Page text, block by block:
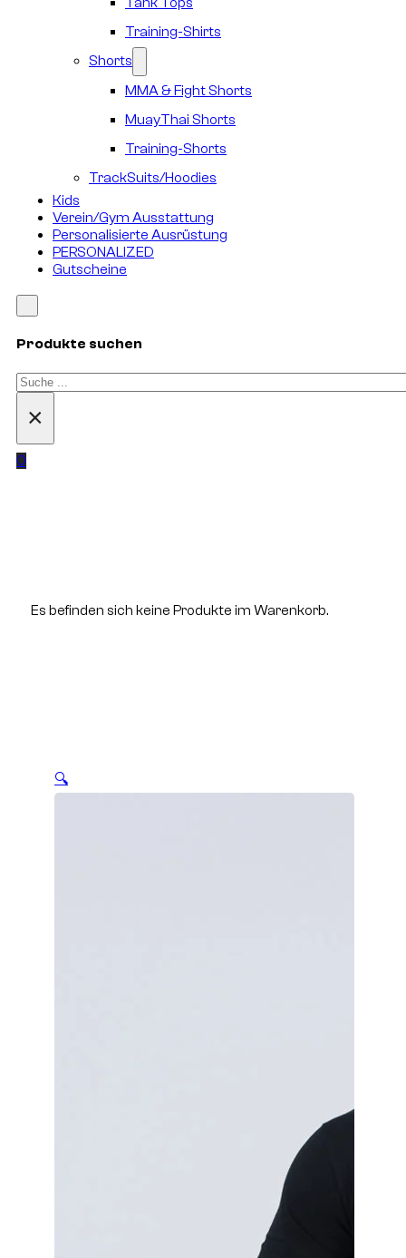
Training-Shirts
Shorts
MMA & Fight Shorts
MuayThai Shorts
Training-Shorts
TrackSuits/Hoodies
Kids
Verein/Gym Ausstattung
Personalisierte Ausrüstung
PERSONALIZED
Gutscheine
Produkte suchen
Suchen
×
0
Es befinden sich keine Produkte im Warenkorb.
🔍